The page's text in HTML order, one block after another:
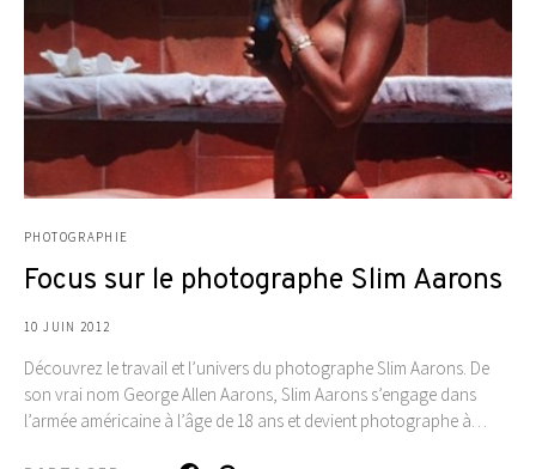
PHOTOGRAPHIE
Focus sur le photographe Slim Aarons
10 JUIN 2012
Découvrez le travail et l’univers du photographe Slim Aarons. De
son vrai nom George Allen Aarons, Slim Aarons s’engage dans
l’armée américaine à l’âge de 18 ans et devient photographe à…